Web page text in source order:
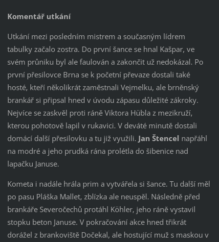
Komentář utkání
Utkání mezi posledním mistrem a současným lídrem
tabulky začalo zostra. Do první šance se hnal Kašpar, ve
svém průniku byl ale faulován a zakončit už nedokázal. Po
první přesilovce Brna se k početní převaze dostali také
hosté, kteří několikrát zaměstnali Vejmelku, ale brněnský
brankář si připsal hned v úvodu zápasu důležité zákroky.
Nejvíce se zaskvěl proti ráně Viktora Hübla z mezikruží,
kterou pohotově lapil v rukavici. V deváté minutě dostali
domácí další přesilovku a tu již využili. Jan Štencel napřáhl
na modré a jeho prudká rána prolétla do šibenice nad
lapačku Januse.
Kometa i nadále hrála prim a vytvářela si šance. Tu další měl
po pasu Pláška Mallet, zblízka ale neuspěl. Následně před
brankáře Severočechů protáhl Köhler, jeho ráně vystavil
stopku beton Januse. V pokračování akce hned třikrát
dorážel z brankoviště Dočekal, ale hostující muž s maskou v